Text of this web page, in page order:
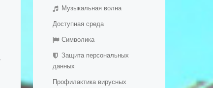
- Организация питания в
образовательной организации
- Образовательные стандарты
- Дополнительное
образование детей и взрослых
Музыкальная волна
Доступная среда
Символика
Защита персональных
данных
Профилактика вирусных